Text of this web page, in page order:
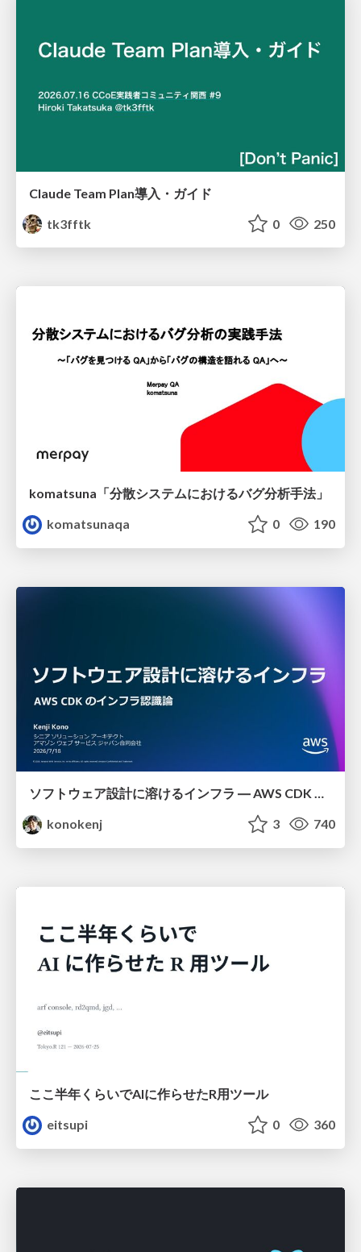
Claude Team Plan導入・ガイド
tk3fftk
0 250
komatsuna「分散システムにおけるバグ分析手法」
komatsunaqa
0 190
ソフトウェア設計に溶けるインフラ ― AWS CDK のインフラ認識論
konokenj
3 740
ここ半年くらいでAIに作らせたR用ツール
eitsupi
0 360